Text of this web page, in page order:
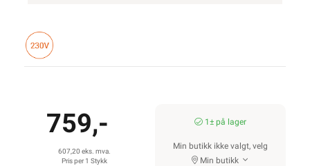
759,-
607,20 eks. mva.
Pris per 1 Stykk
1± på lager
Min butikk ikke valgt, velg
Min butikk